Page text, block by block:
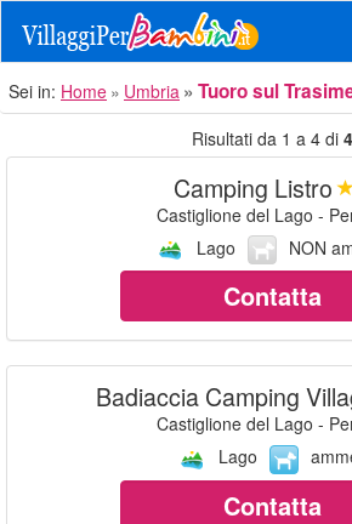
Sei in: Home Umbria Tuoro sul
Risultati da 1 a 4 di 4
Camping Listro
Castiglione del Lago -
Lago
NON
Contatta
Badiaccia Camping
Castiglione del Lago -
Lago
Contatta